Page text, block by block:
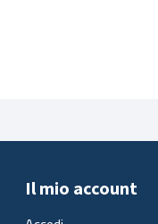
Il mio account